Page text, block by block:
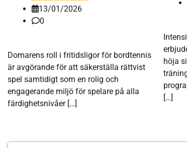
13/01/2026
0
Domarens roll i fritidsligor för bordtennis
är avgörande för att säkerställa rättvist
spel samtidigt som en rolig och
engagerande miljö för spelare på alla
färdighetsnivåer […]
höja
[…]